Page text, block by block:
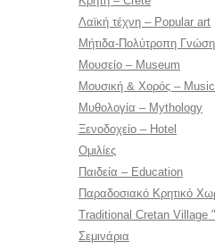
Λαϊκή τέχνη – Popular art
Μήτιδα-Πολύτροπη Γνώση
Μουσείο – Museum
Μουσική & Χορός –
Μυθολογία – Mythology
Ξενοδοχείο – Hotel
Ομιλίες
Παιδεία – Education
Παραδοσιακό Κρητικό
Traditional Cretan Village
Σεμινάρια